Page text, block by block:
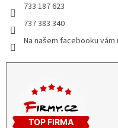
733 187 623
737 383 340
Na našem facebooku